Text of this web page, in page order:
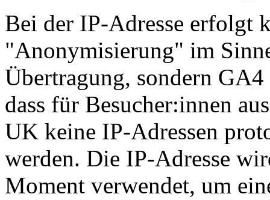
Bei der IP-Adresse erfolgt
"Anonymisierung" im
Übertragung, sondern
dass für Besucher:innen
UK keine IP-Adressen
werden. Die IP-Adresse
Moment verwendet, um